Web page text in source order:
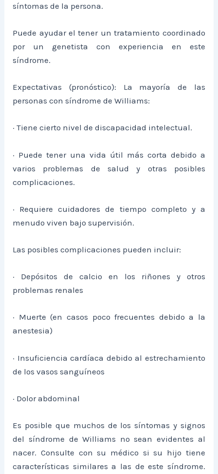
síntomas de la persona.
Puede ayudar el tener un tratamiento coordinado
por un genetista con experiencia en este
síndrome.
Expectativas (pronóstico): La mayoría de las
personas con síndrome de Williams:
· Tiene cierto nivel de discapacidad intelectual.
· Puede tener una vida útil más corta debido a
varios problemas de salud y otras posibles
complicaciones.
· Requiere cuidadores de tiempo completo y a
menudo viven bajo supervisión.
Las posibles complicaciones pueden incluir:
· Depósitos de calcio en los riñones y otros
problemas renales
· Muerte (en casos poco frecuentes debido a la
anestesia)
· Insuficiencia cardíaca debido al estrechamiento
de los vasos sanguíneos
· Dolor abdominal
Es posible que muchos de los síntomas y signos
del síndrome de Williams no sean evidentes al
nacer. Consulte con su médico si su hijo tiene
características similares a las de este síndrome.